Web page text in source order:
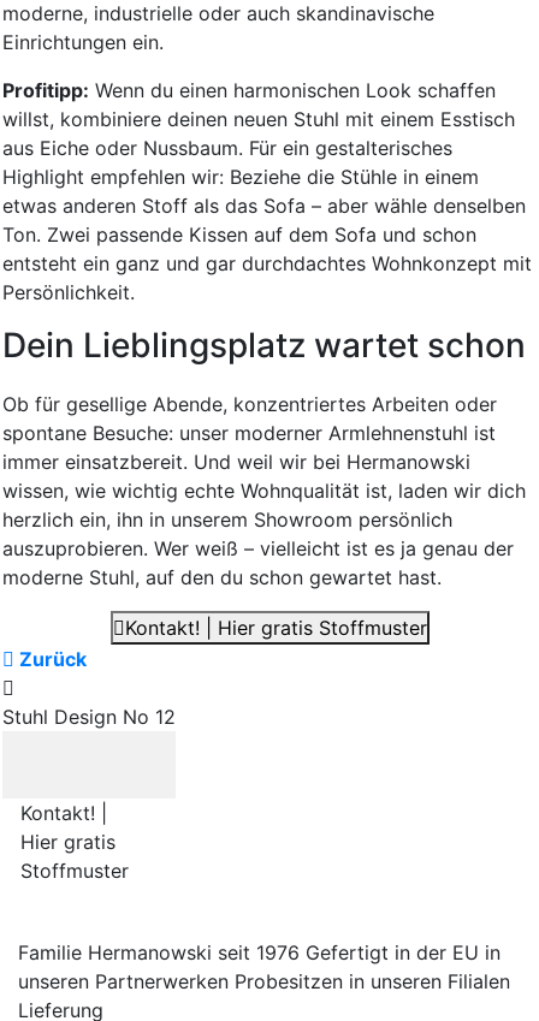
moderne, industrielle oder auch skandinavische
Einrichtungen ein.
Profitipp: Wenn du einen harmonischen Look schaffen
willst, kombiniere deinen neuen Stuhl mit einem Esstisch
aus Eiche oder Nussbaum. Für ein gestalterisches
Highlight empfehlen wir: Beziehe die Stühle in einem
etwas anderen Stoff als das Sofa – aber wähle denselben
Ton. Zwei passende Kissen auf dem Sofa und schon
entsteht ein ganz und gar durchdachtes Wohnkonzept mit
Persönlichkeit.
Dein Lieblingsplatz wartet schon
Ob für gesellige Abende, konzentriertes Arbeiten oder
spontane Besuche: unser moderner Armlehnenstuhl ist
immer einsatzbereit. Und weil wir bei Hermanowski
wissen, wie wichtig echte Wohnqualität ist, laden wir dich
herzlich ein, ihn in unserem Showroom persönlich
auszuprobieren. Wer weiß – vielleicht ist es ja genau der
moderne Stuhl, auf den du schon gewartet hast.
Kontakt! | Hier gratis Stoffmuster
Zurück
Stuhl Design No 12
Kontakt! |
Hier gratis
Stoffmuster
Familie Hermanowski seit 1976 Gefertigt in der EU in
unseren Partnerwerken Probesitzen in unseren Filialen
Lieferung